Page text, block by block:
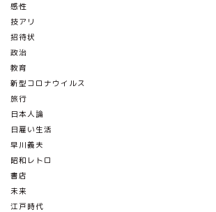
感性
技アリ
招待状
政治
教育
新型コロナウイルス
旅行
日本人論
日雇い生活
早川義夫
昭和レトロ
書店
未来
江戸時代